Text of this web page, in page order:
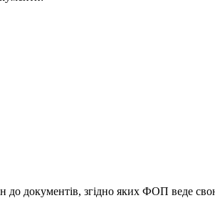
документів, згідно яких ФОП веде